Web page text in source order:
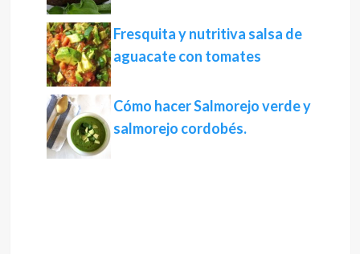
Fresquita y nutritiva salsa de
aguacate con tomates
Cómo hacer Salmorejo verde y
salmorejo cordobés.